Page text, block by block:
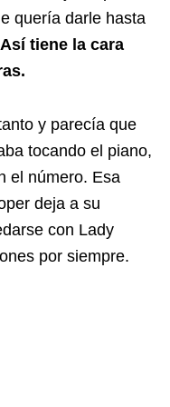
quería darle hasta
tiene la cara
y parecía que
tocando el piano,
el número. Esa
deja a su
con Lady
por siempre.